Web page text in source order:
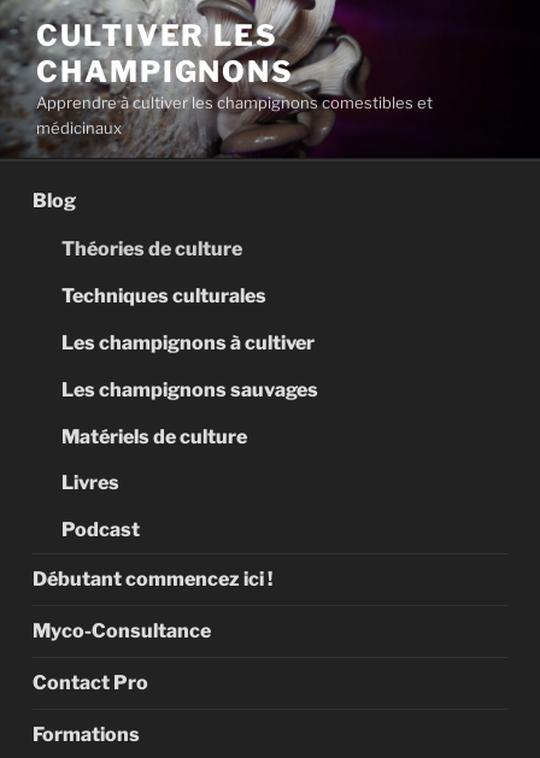
Aller
au
contenu
principal
CULTIVER LES
CHAMPIGNONS
Apprendre à cultiver les champignons comestibles et
médicinaux
Blog
Théories de culture
Techniques culturales
Les champignons à cultiver
Les champignons sauvages
Matériels de culture
Livres
Podcast
Débutant commencez ici !
Myco-Consultance
Contact Pro
Formations